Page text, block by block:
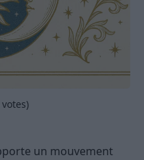
votes)
un mouvement